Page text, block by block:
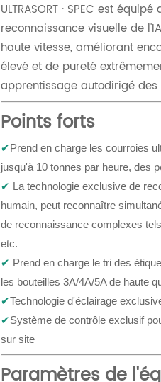
ULTRASORT · SPEC est
reconnaissance visuelle de
haute vitesse, améliorant
élevé et de pureté
apprentissage autodirigé
Points forts
✔ Prend en charge les courroies
jusqu'à 10 tonnes par heure, des
✔ La technologie exclusive de
humain, peut reconnaître
de reconnaissance complexes
etc.
✔ Prend en charge le tri des
les bouteilles 3A/4A/5A de haute
✔Technologie d'éclairage
✔Système de contrôle exclusif
sur site
Paramètres de